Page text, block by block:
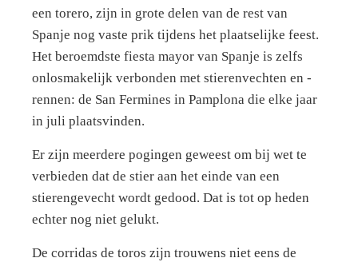
een torero, zijn in grote delen van de rest van
Spanje nog vaste prik tijdens het plaatselijke feest.
Het beroemdste fiesta mayor van Spanje is zelfs
onlosmakelijk verbonden met stierenvechten en -
rennen: de San Fermines in Pamplona die elke jaar
in juli plaatsvinden.
Er zijn meerdere pogingen geweest om bij wet te
verbieden dat de stier aan het einde van een
stierengevecht wordt gedood. Dat is tot op heden
echter nog niet gelukt.
De corridas de toros zijn trouwens niet eens de